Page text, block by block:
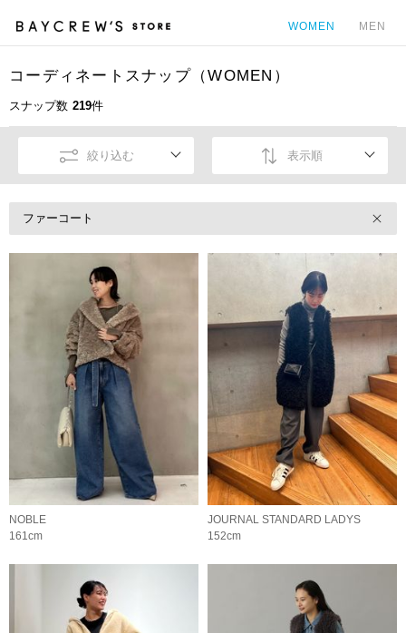
WOMEN MEN
コーディネートスナップ（WOMEN）
スナップ数 219件
絞り込む 表示順
ファーコート
NOBLE
161cm
JOURNAL STANDARD LADYS
152cm